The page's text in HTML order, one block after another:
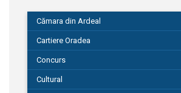
Cămara din Ardeal
Cartiere Oradea
Concurs
Cultural